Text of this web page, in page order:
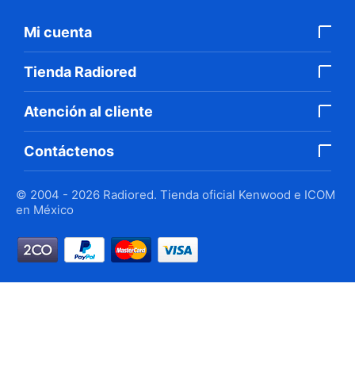
Mi cuenta
Tienda Radiored
Atención al cliente
Contáctenos
© 2004 - 2026 Radiored. Tienda oficial Kenwood e ICOM
en México